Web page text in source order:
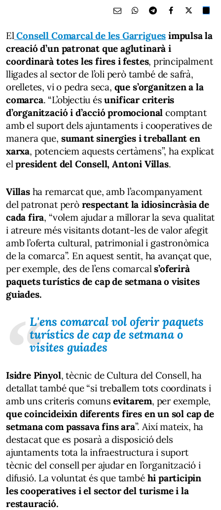
El Consell Comarcal de les Garrigues impulsa la
creació d’un patronat que aglutinarà i
coordinarà totes les fires i festes, principalment
lligades al sector de l’oli però també de safrà,
orelletes, vi o pedra seca, que s’organitzen a la
comarca. “L’objectiu ésunificar criteris
d’organització i d’acció promocional comptant
amb el suport dels ajuntaments i cooperatives de
manera que, sumant sinergies i treballant en
xarxa, potenciem aquests certàmens”, ha explicat
elpresident del Consell, Antoni Villas.
Villasha remarcat que, amb l’acompanyament
del patronat peròrespectant la idiosincràsia de
cada fira, “volem ajudar a millorar la seva qualitat
i atreure més visitants dotant-les de valor afegit
amb l’oferta cultural, patrimonial i gastronòmica
de la comarca”. En aquest sentit, ha avançat que,
per exemple, des de l’ens comarcals’oferirà
paquets turístics de cap de setmana o visites
guiades.
L'ens comarcal vol oferir paquets
turístics de cap de setmana o
visites guiades
Isidre Pinyol, tècnic de Cultura del Consell, ha
detallat també que “si treballem tots coordinats i
amb uns criteris comunsevitarem, per exemple,
que coincideixindiferents fires en un sol cap de
setmana com passava fins ara”. Així mateix, ha
destacat que es posarà a disposició dels
ajuntaments tota la infraestructura i suport
tècnic del consell per ajudar en l’organització i
difusió. La voluntat és que tambéhi participin
les cooperatives i el sector del turisme i la
restauració.